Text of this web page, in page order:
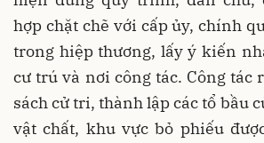
hợp chặt chẽ với cấp ủy, chính
trong hiệp thương, lấy ý kiến
cư trú và nơi công tác. Công tác
sách cử tri, thành lập các tổ bầu
vật chất, khu vực bỏ phiếu